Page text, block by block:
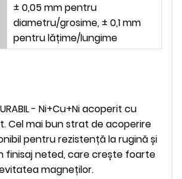
± 0,05 mm pentru
diametru/grosime, ± 0,1 mm
pentru lățime/lungime
- Ni+Cu+Ni acoperit cu
Cel mai bun strat de acoperire
pentru rezistență la rugină și
finisaj neted, care crește foarte
magneților.